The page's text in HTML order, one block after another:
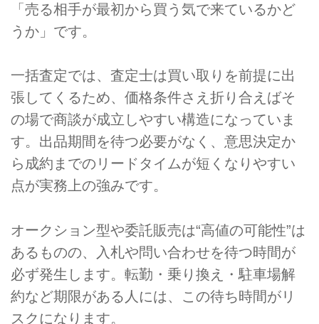
「売る相手が最初から買う気で来ているかど
うか」です。
一括査定では、査定士は買い取りを前提に出
張してくるため、価格条件さえ折り合えばそ
の場で商談が成立しやすい構造になっていま
す。出品期間を待つ必要がなく、意思決定か
ら成約までのリードタイムが短くなりやすい
点が実務上の強みです。
オークション型や委託販売は“高値の可能性”は
あるものの、入札や問い合わせを待つ時間が
必ず発生します。転勤・乗り換え・駐車場解
約など期限がある人には、この待ち時間がリ
スクになります。